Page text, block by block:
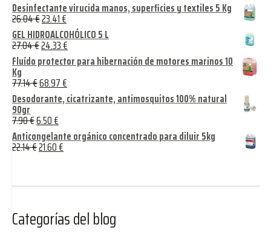
Desinfectante virucida manos, superficies y textiles 5 Kg
26.04€23.41€
GEL HIDROALCOHÓLICO 5 L
27.04€24.33€
Fluído protector para hibernación de motores marinos 10
Kg
77.14€68.97€
Desodorante, cicatrizante, antimosquitos 100% natural
90gr
7.90€6.50€
Anticongelante orgánico concentrado para diluir 5kg
22.14€21.60€
Categorías del blog